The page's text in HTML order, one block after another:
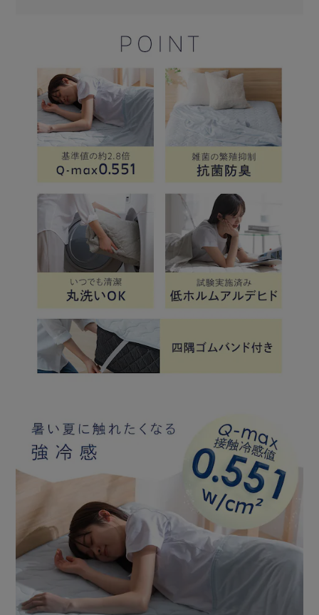
・四角ゴムバンド付き
マットレスや敷き布団がしっかりと固定されるので、寝返り
をうってもズレにくくストレスフリーです。